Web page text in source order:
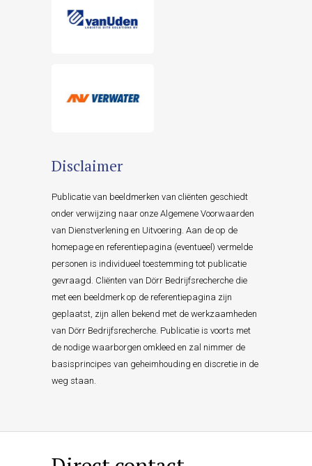
Disclaimer
Publicatie van beeldmerken van cliënten geschiedt
onder verwijzing naar onze Algemene Voorwaarden
van Dienstverlening en Uitvoering. Aan de op de
homepage en referentiepagina (eventueel) vermelde
personen is individueel toestemming tot publicatie
gevraagd. Cliënten van Dörr Bedrijfsrecherche die
met een beeldmerk op de referentiepagina zijn
geplaatst, zijn allen bekend met de werkzaamheden
van Dörr Bedrijfsrecherche. Publicatie is voorts met
de nodige waarborgen omkleed en zal nimmer de
basisprincipes van geheimhouding en discretie in de
weg staan.